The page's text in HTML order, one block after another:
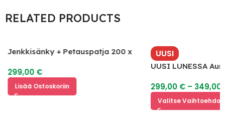
RELATED PRODUCTS
Jenkkisänky + Petauspatja 200 x
299,00 €
Lisää Ostoskoriin
UUSI
UUSI LUNESSA
299,00 € – 349,00
Valitse